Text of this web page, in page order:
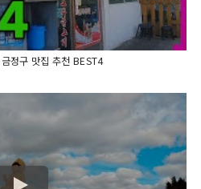
정구 맛집 추천 BEST4